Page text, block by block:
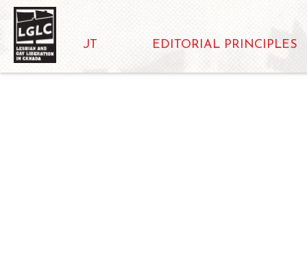
ABOUT EDITORIAL PRINCIPLES